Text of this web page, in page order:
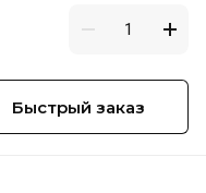
Быстрый заказ